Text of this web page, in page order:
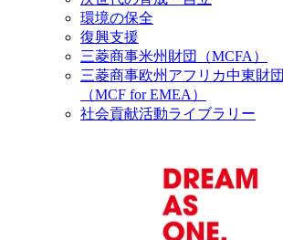
環境の保全
復興支援
三菱商事米州財団（MCFA）
三菱商事欧州アフリカ中東財団
（MCF for EMEA）
社会貢献活動ライブラリー